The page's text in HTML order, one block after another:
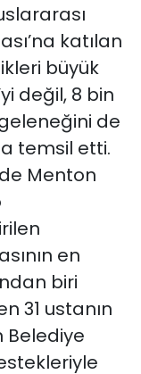
katılan
büyük
değil, 8 bin
de
temsil etti.
Menton
en
biri
31 ustanın
Belediye